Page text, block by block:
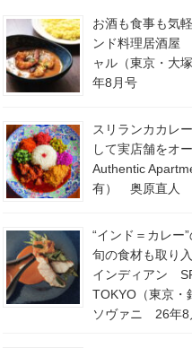
お酒も食事も気
ンド料理居酒屋
ャル（東京・
年8月号
スリランカカレ
して実店舗をオ
Authentic
有） 奥原直人
“インド＝カレー
旬の食材も取り
インディアン
TOKYO（東京
ソヴァニ 26年8